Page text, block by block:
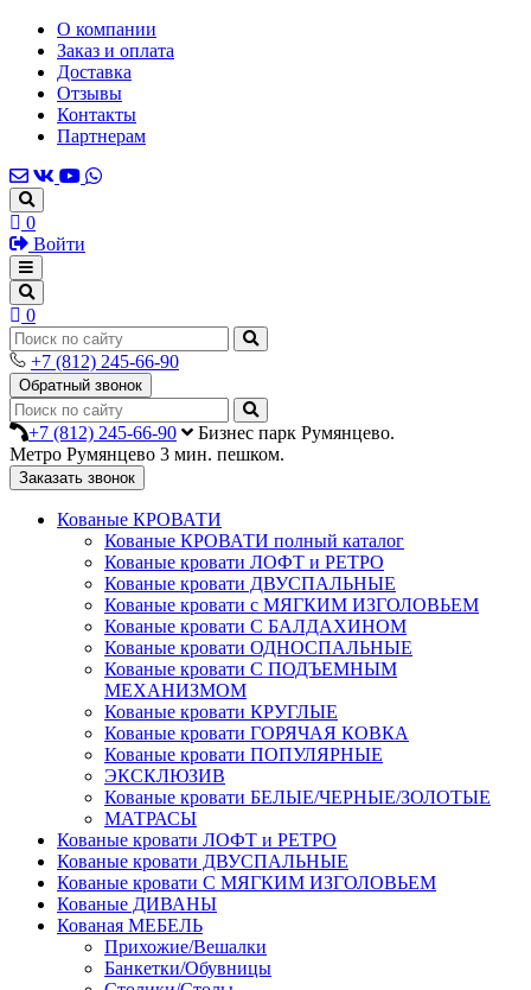
О компании
Заказ и оплата
Доставка
Отзывы
Контакты
Партнерам
0
Войти
0
+7 (812) 245-66-90
Обратный звонок
+7 (812) 245-66-90
Бизнес парк Румянцево.
Метро Румянцево 3 мин. пешком.
Заказать звонок
Кованые КРОВАТИ
Кованые КРОВАТИ полный каталог
Кованые кровати ЛОФТ и РЕТРО
Кованые кровати ДВУСПАЛЬНЫЕ
Кованые кровати с МЯГКИМ ИЗГОЛОВЬЕМ
Кованые кровати С БАЛДАХИНОМ
Кованые кровати ОДНОСПАЛЬНЫЕ
Кованые кровати С ПОДЪЕМНЫМ
МЕХАНИЗМОМ
Кованые кровати КРУГЛЫЕ
Кованые кровати ГОРЯЧАЯ КОВКА
Кованые кровати ПОПУЛЯРНЫЕ
ЭКСКЛЮЗИВ
Кованые кровати БЕЛЫЕ/ЧЕРНЫЕ/ЗОЛОТЫЕ
МАТРАСЫ
Кованые кровати ЛОФТ и РЕТРО
Кованые кровати ДВУСПАЛЬНЫЕ
Кованые кровати С МЯГКИМ ИЗГОЛОВЬЕМ
Кованые ДИВАНЫ
Кованая МЕБЕЛЬ
Прихожие/Вешалки
Банкетки/Обувницы